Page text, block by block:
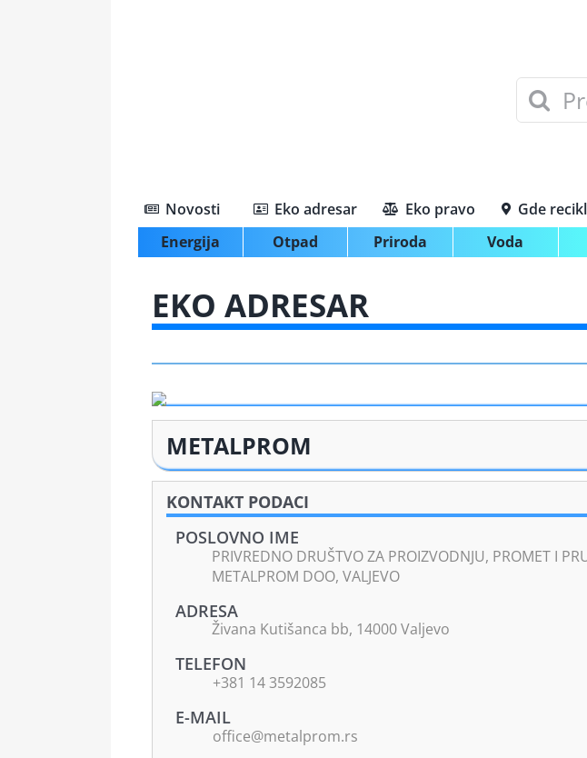
Search
for:
Novosti
Energija
Otpad Priroda Voda
Eko adresar Eko pravo Gde
EKO ADRESAR
METALPROM
KONTAKT PODACI
POSLOVNO IME
PRIVREDNO DRUŠTVO ZA PROIZVODNJU, PROMET I
METALPROM DOO, VALJEVO
ADRESA
Živana Kutišanca bb, 14000 Valjevo
TELEFON
+381 14 3592085
E-MAIL
office@metalprom.rs